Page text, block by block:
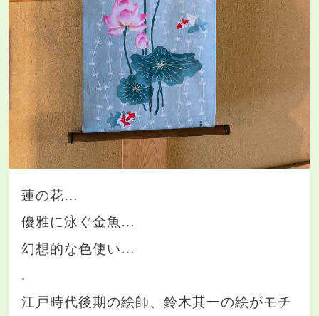
蓮の花…
優雅に泳ぐ金魚…
幻想的な色使い…
.
江戸時代後期の絵師、鈴木其一の絵がモチ